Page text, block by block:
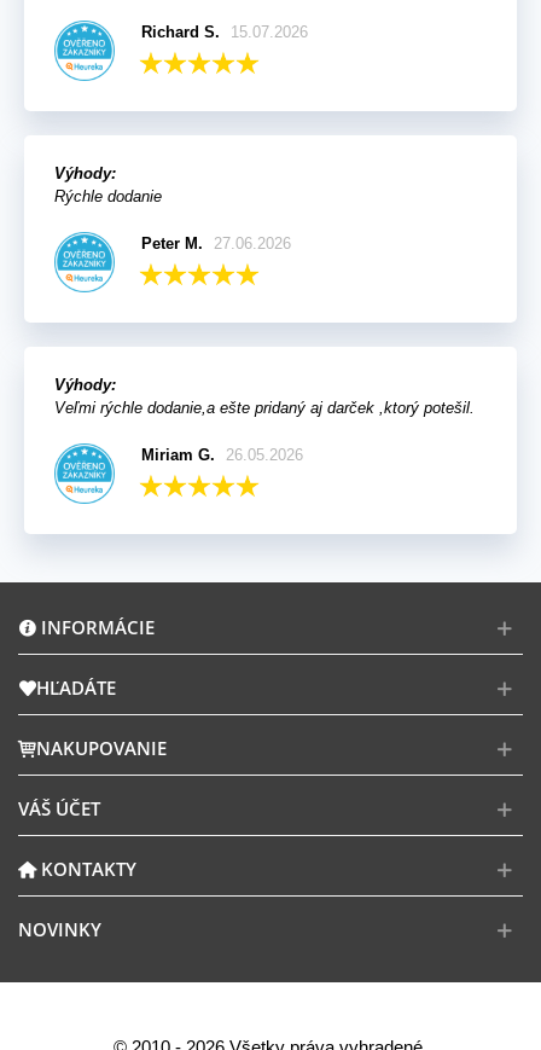
Richard S. 15.07.2026
Výhody:
Rýchle dodanie
Peter M. 27.06.2026
Výhody:
Veľmi rýchle dodanie,a ešte pridaný aj darček ,ktorý potešil.
Miriam G. 26.05.2026
INFORMÁCIE
HĽADÁTE
NAKUPOVANIE
VÁŠ ÚČET
KONTAKTY
NOVINKY